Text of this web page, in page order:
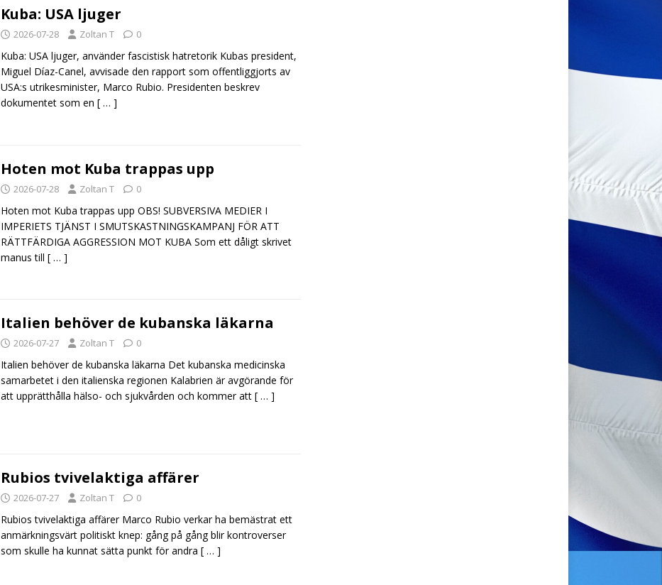
Kuba: USA ljuger
2026-07-28 Zoltan T 0
Kuba: USA ljuger, använder fascistisk hatretorik Kubas president,
Miguel Díaz-Canel, avvisade den rapport som offentliggjorts av
USA:s utrikesminister, Marco Rubio. Presidenten beskrev
dokumentet som en [ … ]
Hoten mot Kuba trappas upp
2026-07-28 Zoltan T 0
Hoten mot Kuba trappas upp OBS! SUBVERSIVA MEDIER I
IMPERIETS TJÄNST I SMUTSKASTNINGSKAMPANJ FÖR ATT
RÄTTFÄRDIGA AGGRESSION MOT KUBA Som ett dåligt skrivet
manus till [ … ]
Italien behöver de kubanska läkarna
2026-07-27 Zoltan T 0
Italien behöver de kubanska läkarna Det kubanska medicinska
samarbetet i den italienska regionen Kalabrien är avgörande för
att upprätthålla hälso- och sjukvården och kommer att [ … ]
Rubios tvivelaktiga affärer
2026-07-27 Zoltan T 0
Rubios tvivelaktiga affärer Marco Rubio verkar ha bemästrat ett
anmärkningsvärt politiskt knep: gång på gång blir kontroverser
som skulle ha kunnat sätta punkt för andra [ … ]